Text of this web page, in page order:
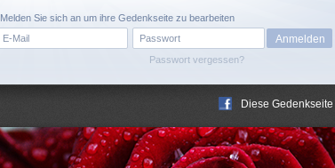
Passwort vergessen?
Melden Sie sich an um ihre Gedenkseite zu bearbeiten
Diese